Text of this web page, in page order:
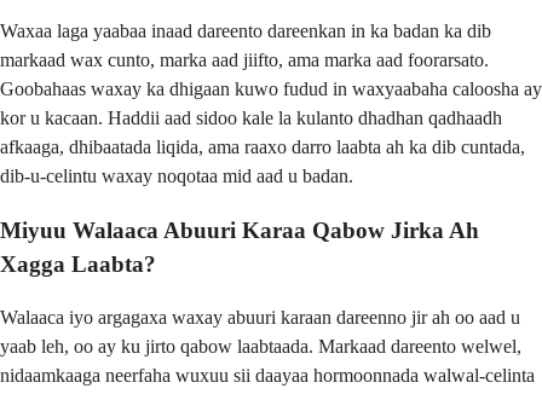
Waxaa laga yaabaa inaad dareento dareenkan in ka badan ka dib
markaad wax cunto, marka aad jiifto, ama marka aad foorarsato.
Goobahaas waxay ka dhigaan kuwo fudud in waxyaabaha caloosha ay
kor u kacaan. Haddii aad sidoo kale la kulanto dhadhan qadhaadh
afkaaga, dhibaatada liqida, ama raaxo darro laabta ah ka dib cuntada,
dib-u-celintu waxay noqotaa mid aad u badan.
Miyuu Walaaca Abuuri Karaa Qabow Jirka Ah
Xagga Laabta?
Walaaca iyo argagaxa waxay abuuri karaan dareenno jir ah oo aad u
yaab leh, oo ay ku jirto qabow laabtaada. Markaad dareento welwel,
nidaamkaaga neerfaha wuxuu sii daayaa hormoonnada walwal-celinta